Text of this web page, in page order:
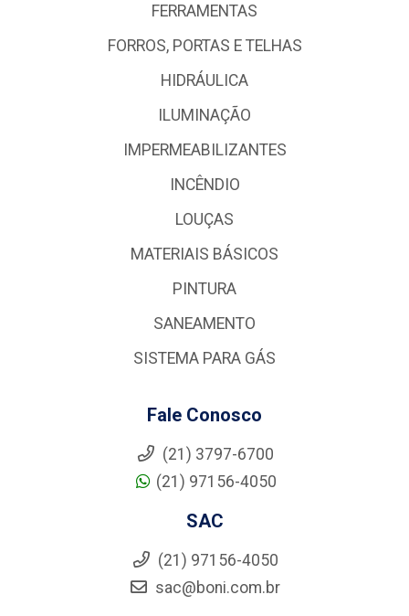
FERRAMENTAS
FORROS, PORTAS E TELHAS
HIDRÁULICA
ILUMINAÇÃO
IMPERMEABILIZANTES
INCÊNDIO
LOUÇAS
MATERIAIS BÁSICOS
PINTURA
SANEAMENTO
SISTEMA PARA GÁS
Fale Conosco
(21) 3797-6700
(21) 97156-4050
SAC
(21) 97156-4050
sac@boni.com.br